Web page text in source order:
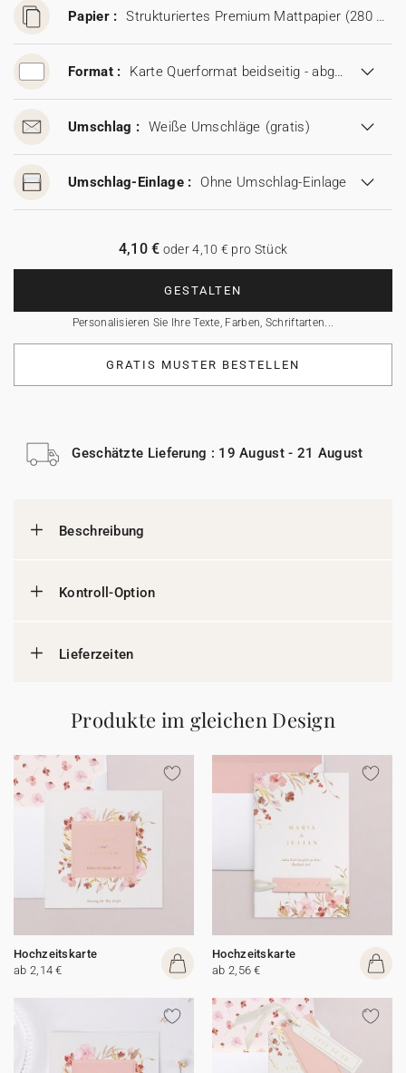
Papier : Strukturiertes Premium Mattpapier (280 g/m²)
Format : Karte Querformat beidseitig - abgerundete Ecken (16,7 x 11,5 cm)
Umschlag : Weiße Umschläge (gratis)
Umschlag-Einlage : Ohne Umschlag-Einlage
GESTALTEN
Personalisieren Sie Ihre Texte, Farben, Schriftarten...
4,10 € oder 4,10 € pro Stück
GRATIS MUSTER BESTELLEN
Geschätzte Lieferung : 19 August - 21 August
Beschreibung
Kontroll-Option
Lieferzeiten
Produkte im gleichen Design
Hochzeitskarte
ab 2,14 €
Hochzeitskarte
ab 2,56 €